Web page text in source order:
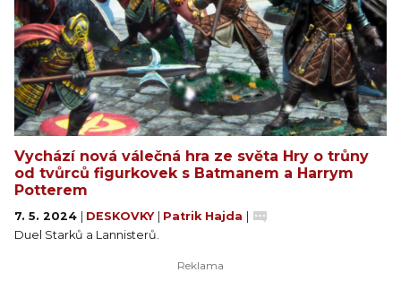
Vychází nová válečná hra ze světa Hry o trůny
od tvůrců figurkovek s Batmanem a Harrym
Potterem
7. 5. 2024 DESKOVKY Patrik Hajda
Duel Starků a Lannisterů.